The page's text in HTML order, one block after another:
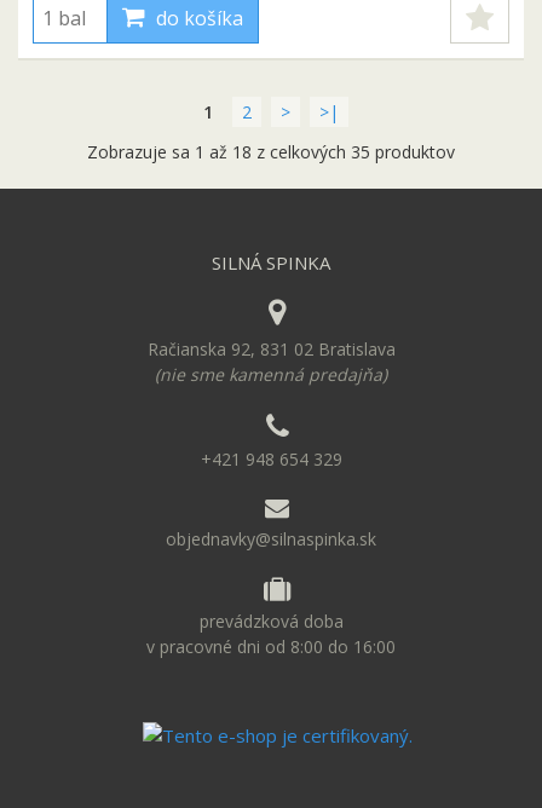
do košíka
1 2 >
>|
Zobrazuje sa 1 až 18 z celkových 35 produktov
SILNÁ SPINKA
Račianska 92, 831 02 Bratislava
(nie sme kamenná predajňa)
+421 948 654 329
objednavky@silnaspinka.sk
prevádzková doba
v pracovné dni od 8:00 do 16:00